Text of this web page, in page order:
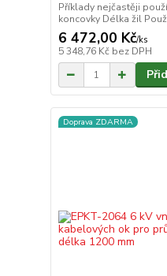
Příklady nejčastěji
koncovky Délka žil
6 472,00 Kč/ks
5 348,76 Kč bez DPH
Doprava ZDARMA